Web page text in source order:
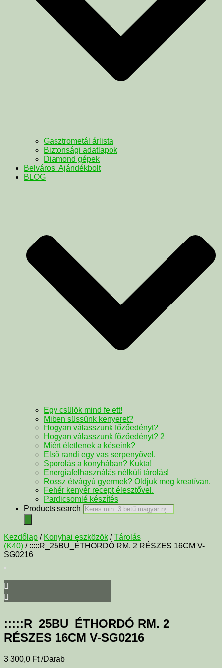
Gasztrometál árlista
Biztonsági adatlapok
Diamond gépek
Belvárosi Ajándékbolt
BLOG
Egy csülök mind felett!
Miben süssünk kenyeret?
Hogyan válasszunk főzőedényt?
Hogyan válasszunk főzőedényt? 2
Miért életlenek a késeink?
Első randi egy vas serpenyővel.
Spórolás a konyhában? Kukta!
Energiafelhasználás nélküli tárolás!
Rossz étvágyú gyermek? Oldjuk meg kreatívan.
Fehér kenyér recept élesztővel.
Pardicsomlé készítés
Products search
Kezdőlap / Konyhai eszközök /Tárolás
(K40) / :::::R_25BU_ÉTHORDÓ RM. 2 RÉSZES 16CM V-
SG0216
:::::R_25BU_ÉTHORDÓ RM. 2
RÉSZES 16CM V-SG0216
3 300,0 Ft /Darab